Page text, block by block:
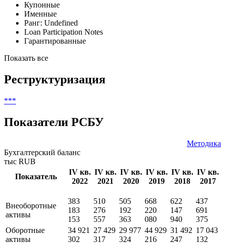
Купонные
Именные
Ранг: Undefined
Loan Participation Notes
Гарантированные
Показать все
Реструктуризация
***
Показатели РСБУ
Методика
Бухгалтерский баланс
тыс RUB
Показатель
IV кв.
2022
IV кв.
2021
IV кв.
2020
IV кв.
2019
IV кв.
2018
IV кв.
2017
Внеоборотные
активы
383
183
153
510
276
557
505
192
363
668
220
080
622
147
940
437
691
375
Оборотные
активы
34 921
302
27 429
317
29 977
324
44 929
216
31 492
247
17 043
132